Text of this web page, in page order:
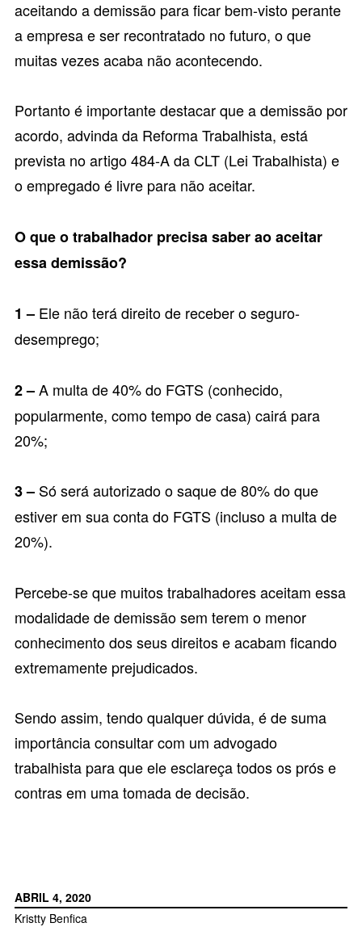
aceitando a demissão para ficar bem-visto perante
a empresa e ser recontratado no futuro, o que
muitas vezes acaba não acontecendo.
Portanto é importante destacar que a demissão por
acordo, advinda da Reforma Trabalhista, está
prevista noartigo 484-A da CLT (Lei Trabalhista) e
o empregado é livre para não aceitar.
O que o trabalhador precisa saber ao aceitar
essa demissão?
1 – Ele não terá direito de receber o seguro-
desemprego;
2 –A multa de 40% do FGTS (conhecido,
popularmente, como tempo de casa) cairá para
20%;
3 – Só será autorizado o saque de 80% do que
estiver em sua conta do FGTS (incluso a multa de
20%).
Percebe-se que muitos trabalhadores aceitam essa
modalidade de demissão sem terem o menor
conhecimento dos seus direitos e acabam ficando
extremamente prejudicados.
Sendo assim, tendo qualquer dúvida, é de suma
importância consultar com um advogado
trabalhista para que ele esclareça todos os prós e
contras em uma tomada de decisão.
ABRIL 4, 2020
Kristty Benfica